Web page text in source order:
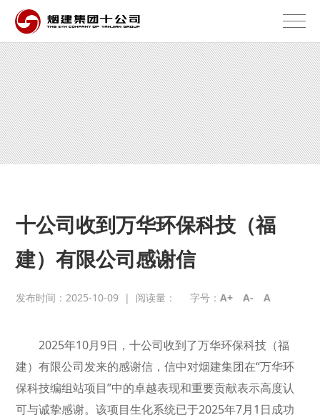
十公司收到万华环保科技（福
建）有限公司感谢信
发布时间：2025-10-09 | 阅读量： 字号：A+ A- A
2025年10月9日，十公司收到了万华环保科技（福
建）有限公司发来的感谢信，信中对烟建集团在“万华环
保科技编组站项目”中的卓越表现和重要贡献表示高度认
可与诚挚感谢。该项目生化系统已于2025年7月1日成功